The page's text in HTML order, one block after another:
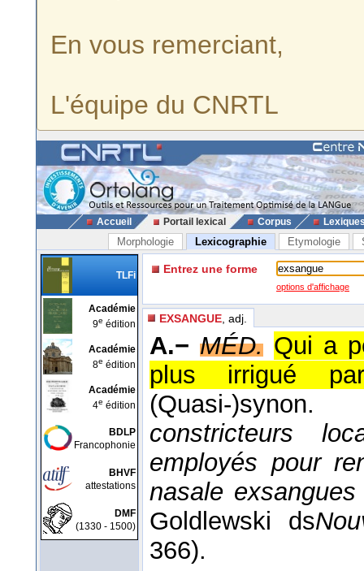
En vous remerciant,
L'équipe du CNRTL
Accueil Portail lexical Corpus
Morphologie Lexicographie Etymologie
TLFi
Académie
9e édition
Académie
8e édition
Académie
4e édition
BDLP
Francophonie
BHVF
attestations
DMF
(1330 - 1500)
Entrez une forme
options d'affichage
EXSANGUE , adj.
A.− MÉD. Qui a
plus irrigué
(Quasi-
constricteurs
employés pour
nasale
Goldlewski ds
366).